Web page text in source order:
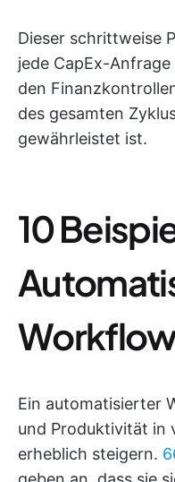
Dieser schrittweise
jede CapEx-
den
des gesamten
gewährleistet ist.
10
Ein automatisierter
und Produktivität in
erheblich steigern.